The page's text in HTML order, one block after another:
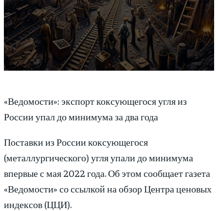
«Ведомости»: экспорт коксующегося угля из
России упал до минимума за два года
Поставки из России коксующегося
(металлургического) угля упали до минимума
впервые с мая 2022 года. Об этом сообщает газета
«Ведомости» со ссылкой на обзор Центра ценовых
индексов (ЦЦИ).